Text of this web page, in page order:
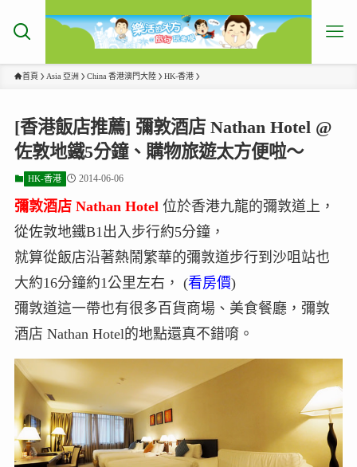
首頁 Asia 亞洲 China 香港澳門大陸 HK-香港
[香港飯店推薦] 彌敦酒店 Nathan Hotel @
佐敦地鐵5分鐘、購物旅遊太方便啦～
HK-香港 2014-06-06
彌敦酒店 Nathan Hotel位於香港九龍的彌敦道上，
從佐敦地鐵B1出入步行約5分鐘，
就算從飯店沿著熱鬧繁華的彌敦道步行到沙咀站也
大約16分鐘約1公里左右， (看房價)
彌敦道這一帶也有很多百貨商場、美食餐廳，彌敦
酒店 Nathan Hotel的地點還真不錯唷。